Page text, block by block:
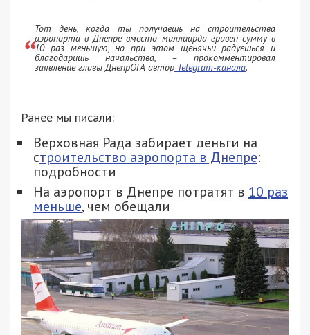
Тот день, когда ты получаешь на строительства
аэропорта в Днепре вместо миллиарда гривен сумму в
10 раз меньшую, но при этом щенячьи радуешься и
благодаришь начальства, – прокомментировал
заявление главы ДнепрОГА автор Telegram-канала.
Ранее мы писали:
Верховная Рада забирает деньги на
строительство аэропорта в Днепре:
подробности
На аэропорт в Днепре потратят в 10 раз
меньше, чем обещали